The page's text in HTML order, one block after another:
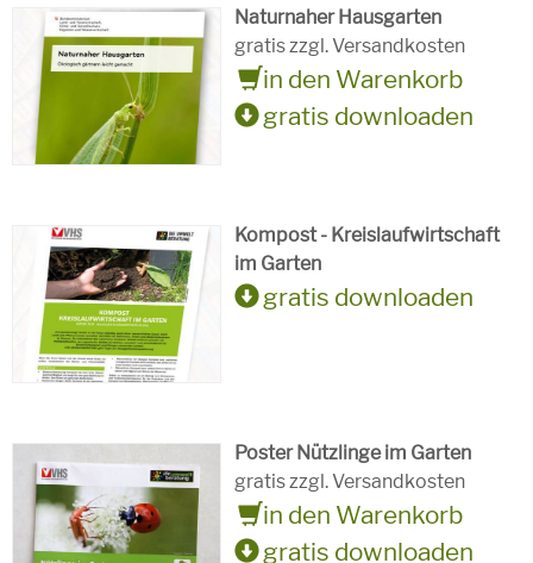
Naturnaher Hausgarten
gratis zzgl. Versandkosten
in den Warenkorb
gratis downloaden
Kompost - Kreislaufwirtschaft
im Garten
gratis downloaden
Poster Nützlinge im Garten
gratis zzgl. Versandkosten
in den Warenkorb
gratis downloaden